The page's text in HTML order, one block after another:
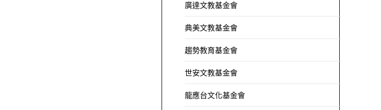
廣達文教基金會
典美文教基金會
趨勢教育基金會
世安文教基金會
龍應台文化基金會